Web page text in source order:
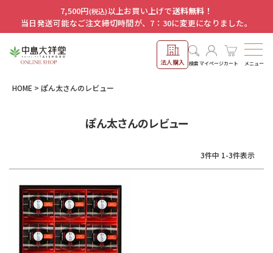
7,500円(税込)以上お買い上げで送料無料！
当日発送可能なご注文締切時間が、7：30に変更になりました。
法人購入 検索マイページカート メニュー
HOME ぽん太さんのレビュー
ぽん太さんのレビュー
3件中 1-3件表示